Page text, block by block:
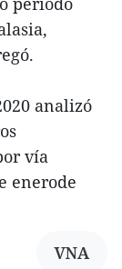
analizó
vía
enerode
VNA